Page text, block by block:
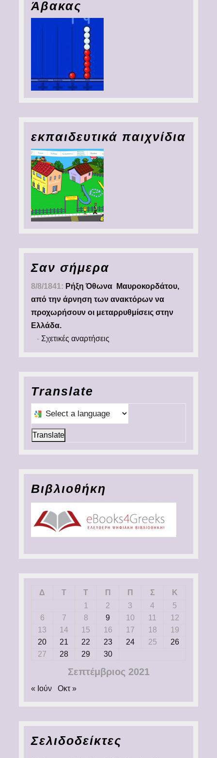
Άβακας
εκπαιδευτικά παιχνίδια
Σαν σήμερα
8/8/1841: Ρήξη Όθωνα  Μαυροκορδάτου,
από την άρνηση των ανακτόρων να
προχωρήσουν οι μεταρρυθμίσεις στην
Ελλάδα.
- Σχετικές αναρτήσεις
Translate
Select a language to translate this page
Translate
Βιβλιοθήκη
Σεπτέμβριος 2021
Δ Τ Τ Π Π Σ
Κ
1
2 3 4
5
6
7 8 9 10 11
12
13
14 15 16 17 18
19
20
21 22 23 24 25
26
27
28 29 30
« Ιούν Οκτ »
Σελιδοδείκτες